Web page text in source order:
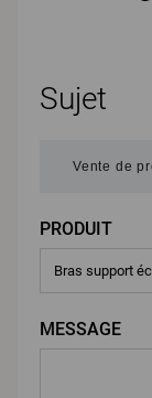
Sujet
PRODUIT
MESSAGE